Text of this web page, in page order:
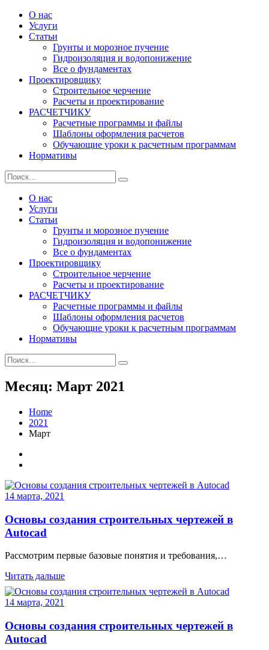
Skip
content
SGround.ru
Сайт о фундаментах, их основаниях и морозном пучении
грунтов
О нас
Услуги
Статьи
Грунты и морозное пучение
Гидроизоляция и водопонижение
Все о фундаментах
Проектировщику
Строительное черчение
Расчеты и проектирование
РАСЧЕТЧИКУ
Расчетные программы и файлы
Шаблоны оформления расчетов
Обучающие уроки к расчетным программам
Нормативы
Search
for:
Search
О нас
Услуги
Статьи
Грунты и морозное пучение
Гидроизоляция и водопонижение
Все о фундаментах
Проектировщику
Строительное черчение
Расчеты и проектирование
РАСЧЕТЧИКУ
Расчетные программы и файлы
Шаблоны оформления расчетов
Обучающие уроки к расчетным программам
Нормативы
Search
for:
Search
Месяц: Март 2021
Home
2021
Март
14 марта, 2021
Основы создания строительных чертежей в
Autocad
Рассмотрим первые базовые понятия и требования,…
Читать дальше
14 марта, 2021
Основы создания строительных чертежей в
Autocad